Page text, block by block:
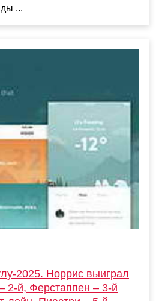
...
2025. Норрис выиграл
2-й, Ферстаппен – 3-й